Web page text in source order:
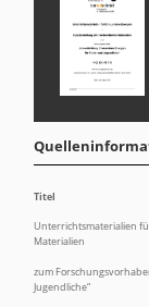
Titel
Unterrichtsmaterialien
Materialien
zum
Jugendliche“